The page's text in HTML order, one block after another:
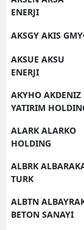
ENERJI
AKSGY AKIS
AKSUE AKSU
ENERJI
AKYHO AKDENIZ
YATIRIM
ALARK ALARKO
HOLDING
ALBRK
TURK
ALBTN
BETON SANAYI